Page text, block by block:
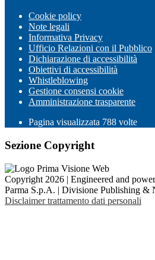
Cookie policy
Note legali
Informativa Privacy
Ufficio Relazioni con il Pubblico
Dichiarazione di accessibilità
Obiettivi di accessibilità
Whistleblowing
Gestione consensi cookie
Amministrazione trasparente
Pagina visualizzata 788 volte
Sezione Copyright
Copyright 2026 | Engineered and
Parma S.p.A. | Divisione Publishing &
Disclaimer trattamento dati personali